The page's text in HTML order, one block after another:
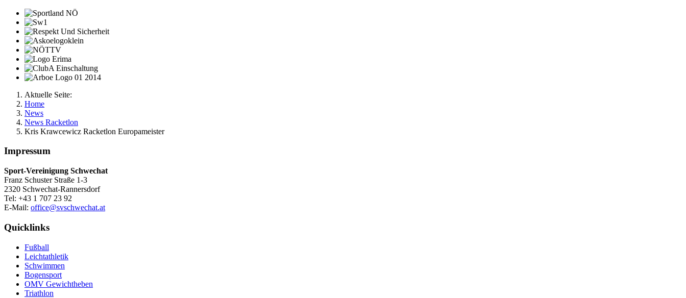
Aktuelle Seite:
Home
News
News Racketlon
Kris Krawcewicz Racketlon Europameister
Impressum
Sport-Vereinigung Schwechat
Franz Schuster Straße 1-3
2320 Schwechat-Rannersdorf
Tel: +43 1 707 23 92
E-Mail: office@svschwechat.at
Quicklinks
Fußball
Leichtathletik
Schwimmen
Bogensport
OMV Gewichtheben
Triathlon